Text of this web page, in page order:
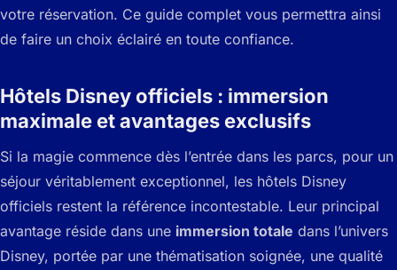
votre réservation. Ce guide complet vous permettra ainsi
de faire un choix éclairé en toute confiance.
Hôtels Disney officiels : immersion
maximale et avantages exclusifs
Si la magie commence dès l’entrée dans les parcs, pour un
séjour véritablement exceptionnel, les hôtels Disney
officiels restent la référence incontestable. Leur principal
avantage réside dans une immersion totale dans l’univers
Disney, portée par une thématisation soignée, une qualité